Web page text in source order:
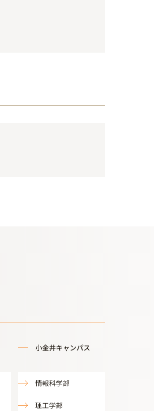
小金井キャンパス
情報科学部
理工学部